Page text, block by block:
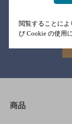
商品
閲覧することによ
び Cookie の使用